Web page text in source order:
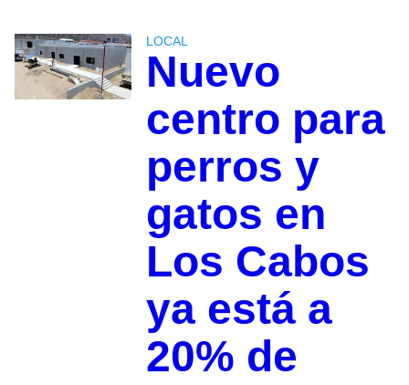
LOCAL
Nuevo
centro para
perros y
gatos en
Los Cabos
ya está a
20% de